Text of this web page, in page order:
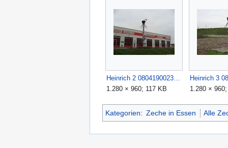
Heinrich 2 0804190023.JPG
1.280 × 960; 117 KB
1.280 ×
Kategorien: Zeche in Essen Alle